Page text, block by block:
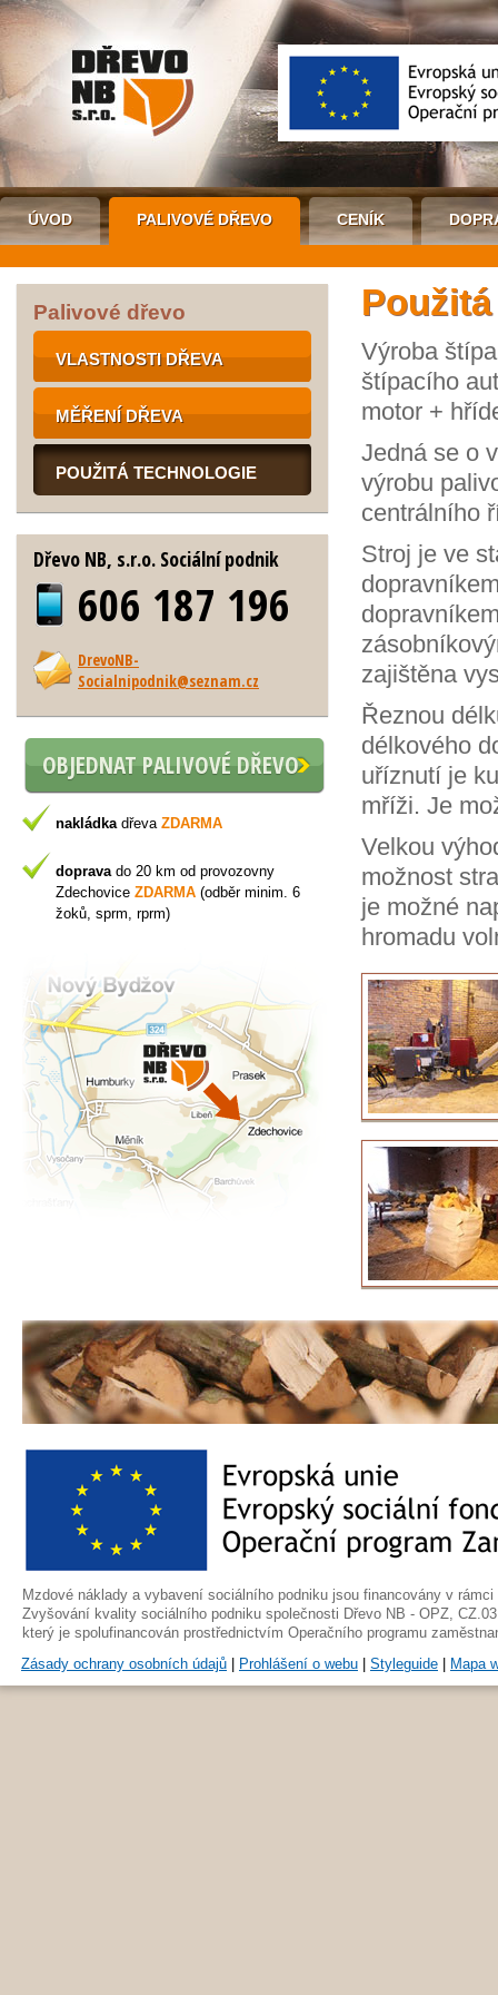
ÚVOD PALIVOVÉ DŘEVO CENÍK
Palivové dřevo
VLASTNOSTI DŘEVA
MĚŘENÍ DŘEVA
POUŽITÁ TECHNOLOGIE
Dřevo NB, s.r.o. Sociální podnik
606 187 196
DrevoNB-
Socialnipodnik@seznam.cz
OBJEDNAT PALIVOVÉ DŘEVO
nakládkadřeva ZDARMA
dopravado 20 km od provozovny
Zdechovice ZDARMA (odběr minim. 6
žoků, sprm, rprm)
Výroba
štípacího
motor +
Jedná se o
výrobu
centrálního
Stroj je ve
zajištěna
Řeznou
délkového
uříznutí je
mříži. Je
Velkou
možnost
je možné
hromadu
Mzdové náklady a vybavení sociálního podniku jsou financovány v rámci
Zvyšování kvality sociálního podniku společnosti Dřevo NB - OPZ,
který je spolufinancován prostřednictvím Operačního programu
Zásady ochrany osobních údajů
Prohlášení o webu Styleguide Mapa